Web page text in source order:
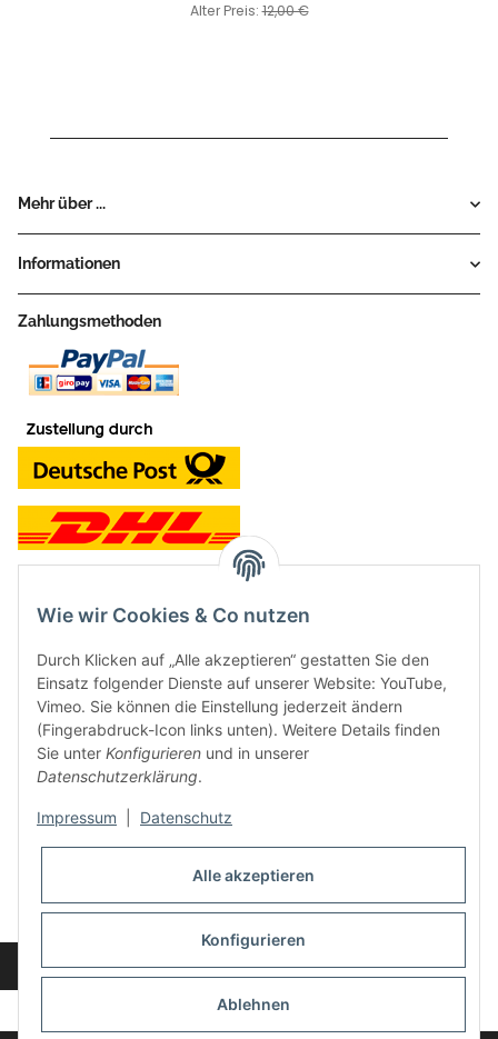
Alter Preis:12,00 €
Mehr über ...
Informationen
Zahlungsmethoden
Neben dem Onlineshop haben wir ein Ladengeschäft in Hütten:
Frontline Games
Färbereiweg 3A
24358 Hütten
Oder mit Terminvereinbarung
info@frontlinegames.de
Widerrufsbutton
* Alle Preise inkl. gesetzlicher USt., zzgl.Versand
Wie wir Cookies & Co nutzen
Durch Klicken auf „Alle akzeptieren“ gestatten Sie den
Einsatz folgender Dienste auf unserer Website: YouTube,
Vimeo. Sie können die Einstellung jederzeit ändern
(Fingerabdruck-Icon links unten). Weitere Details finden
Sie unter Konfigurieren und in unserer
Datenschutzerklärung.
Impressum Datenschutz
Alle akzeptieren
Konfigurieren
Ablehnen